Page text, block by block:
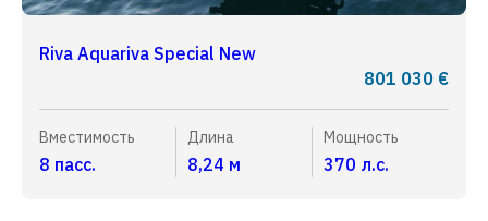
Riva Aquariva Special New
801 030 €
Вместимость
8 пасс.
Длина
8,24 м
Мощность
370 л.с.